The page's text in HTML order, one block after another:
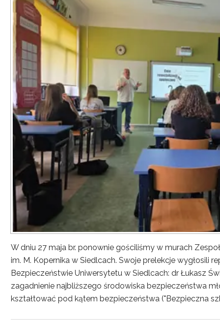
W dniu 27 maja br. ponownie gościliśmy w murach
im. M. Kopernika w Siedlcach. Swoje prelekcje wygłosili
Bezpieczeństwie Uniwersytetu w Siedlcach: dr Łukasz
zagadnienie najbliższego środowiska bezpieczeństwa
kształtować pod kątem bezpieczeństwa ("Bezpieczna